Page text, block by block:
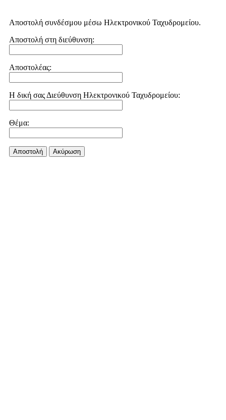
Αποστολή συνδέσμου μέσω Ηλεκτρονικού Ταχυδρομείου.
Αποστολή στη διεύθυνση:
Αποστολέας:
Η δική σας Διεύθυνση Ηλεκτρονικού Ταχυδρομείου:
Θέμα:
Αποστολή Aκύρωση